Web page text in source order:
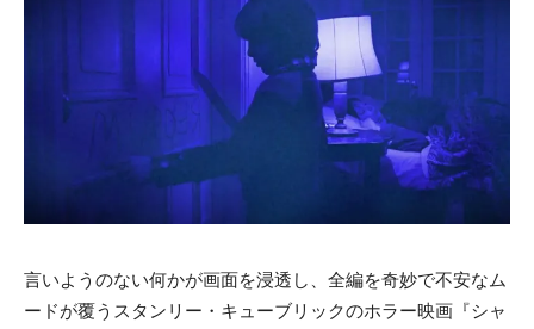
言いようのない何かが画面を浸透し、全編を奇妙で不安なム
ードが覆うスタンリー・キューブリックのホラー映画『シャ